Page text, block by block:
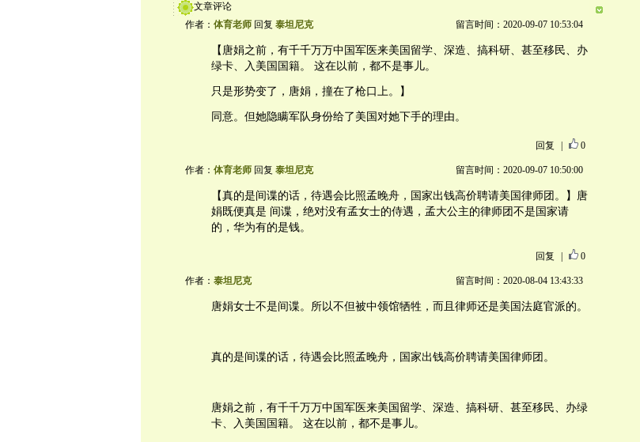
文章评论
作者： 体育老师回复 泰坦尼克 留言时间：2020-09-07 10:53:04
【唐娟之前，有千千万万中国军医来美国留学、深造、搞科研、甚至移民、办
绿卡、入美国国籍。 这在以前，都不是事儿。
只是形势变了，唐娟，撞在了枪口上。】
同意。但她隐瞒军队身份给了美国对她下手的理由。
回复 0
作者： 体育老师回复 泰坦尼克 留言时间：2020-09-07 10:50:00
【真的是间谍的话，待遇会比照孟晚舟，国家出钱高价聘请美国律师团。】唐
娟既便真是 间谍，绝对没有孟女士的侍遇，孟大公主的律师团不是国家请
的，华为有的是钱。
回复 0
作者： 泰坦尼克 留言时间：2020-08-04 13:43:33
唐娟女士不是间谍。所以不但被中领馆牺牲，而且律师还是美国法庭官派的。
真的是间谍的话，待遇会比照孟晚舟，国家出钱高价聘请美国律师团。
唐娟之前，有千千万万中国军医来美国留学、深造、搞科研、甚至移民、办绿
卡、入美国国籍。 这在以前，都不是事儿。